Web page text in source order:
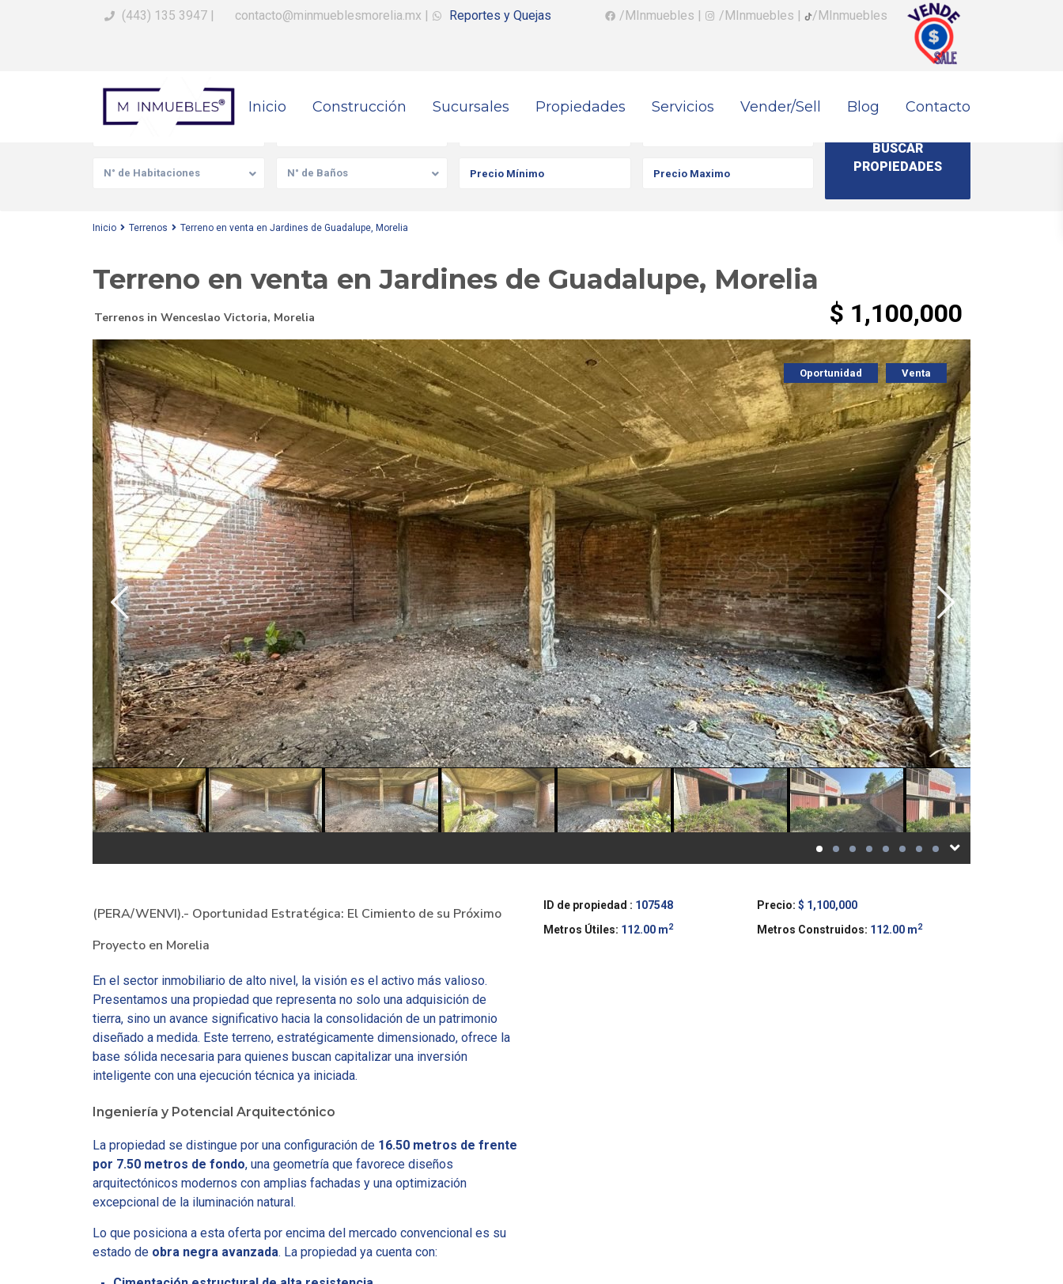
(443) 135 3947 | contacto@minmueblesmorelia.mx | Reportes y Quejas /MInmuebles | /MInmuebles | /MInmuebles
Inicio Construcción Sucursales Propiedades Servicios Vender/Sell Blog Contacto
Busca Tu Propiedad
N° de Habitaciones N° de Baños
Inicio Terrenos Terreno en venta en Jardines de Guadalupe, Morelia
Terreno en venta en Jardines de Guadalupe, Morelia
Terrenos in Wenceslao Victoria, Morelia $ 1,100,000
Oportunidad Venta
(PERA/WENVI).- Oportunidad Estratégica: El Cimiento de su Próximo
Proyecto en Morelia
En el sector inmobiliario de alto nivel, la visión es el activo más valioso.
Presentamos una propiedad que representa no solo una adquisición de
tierra, sino un avance significativo hacia la consolidación de un patrimonio
diseñado a medida. Este terreno, estratégicamente dimensionado, ofrece la
base sólida necesaria para quienes buscan capitalizar una inversión
inteligente con una ejecución técnica ya iniciada.
Ingeniería y Potencial Arquitectónico
La propiedad se distingue por una configuración de 16.50 metros de frente
por 7.50 metros de fondo, una geometría que favorece diseños
arquitectónicos modernos con amplias fachadas y una optimización
excepcional de la iluminación natural.
Lo que posiciona a esta oferta por encima del mercado convencional es su
estado de obra negra avanzada. La propiedad ya cuenta con:
ID de propiedad : 107548 Precio: $ 1,100,000
Metros Útiles: 112.00 m2 Metros Construidos: 112.00 m2